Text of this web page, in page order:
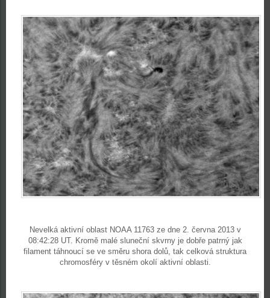
Nevelká aktivní oblast NOAA 11763 ze dne 2. června 2013 v
08:42:28 UT. Kromě malé sluneční skvrny je dobře patrný jak
filament táhnoucí se ve směru shora dolů, tak celková struktura
chromosféry v těsném okolí aktivní oblasti.